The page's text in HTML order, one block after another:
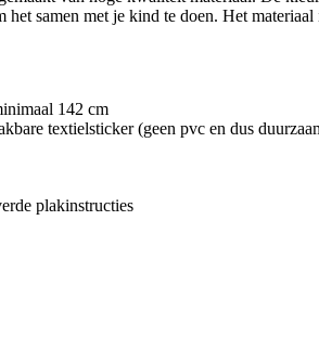
samen met je kind te doen. Het
142 cm
(geen pvc en dus
plakinstructies